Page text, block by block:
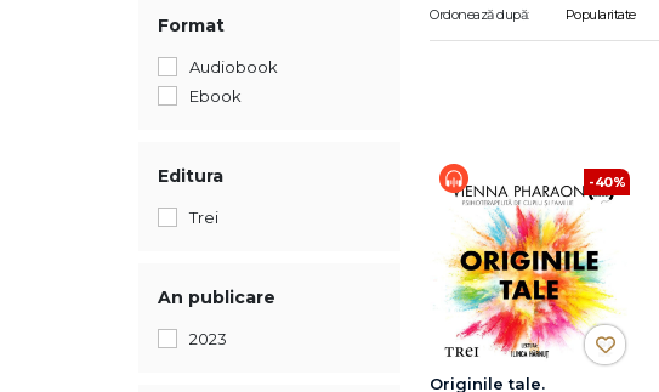
Format
Audiobook
Ebook
Editura
Trei
An publicare
2023
Ordonează după: Popularitate
-40%
Originile tale.